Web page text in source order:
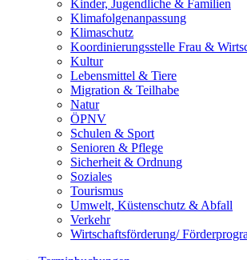
Kinder, Jugendliche & Familien
Klimafolgenanpassung
Klimaschutz
Koordinierungsstelle Frau &
Kultur
Lebensmittel & Tiere
Migration & Teilhabe
Natur
ÖPNV
Schulen & Sport
Senioren & Pflege
Sicherheit & Ordnung
Soziales
Tourismus
Umwelt, Küstenschutz & Abfall
Verkehr
Wirtschaftsförderung/